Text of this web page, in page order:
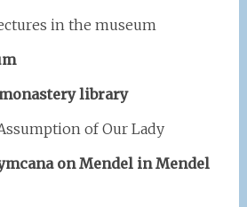
in the museum
library
of Our Lady
on Mendel in Mendel